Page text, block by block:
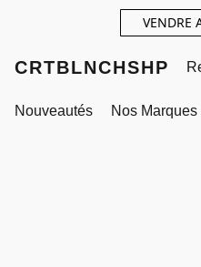
VENDRE
CRTBLNCHSHP
Nouveautés Nos Marques